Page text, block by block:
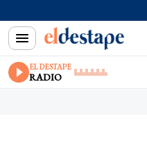
EL DESTAPE
RADIO